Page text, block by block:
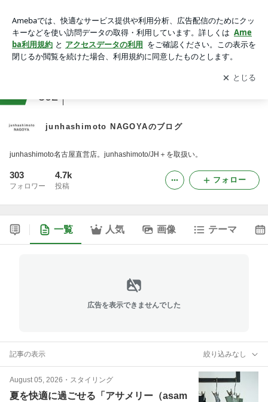
アプリをダウンロードして ブログの更新通知
を受け取りまし
ょう。
開く
302
junhashimoto NAGOYAのブログ
junhashimoto名古屋直営店。junhashimoto/JH＋を取扱い。
303
フォロワー
4.7k
投稿
フォロー
一覧 人気 画像 テーマ
広告を表示できませんでした
記事の表示 絞り込みなし
August 05, 2026 ・ スタイリング
夏を快適に過ごせる「アサメリー（asam